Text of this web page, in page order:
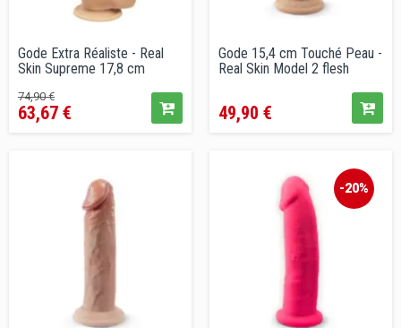
Gode Extra Réaliste - Real
Skin Supreme 17,8 cm
Prix
de
74,90 €Prix
63,67 €
Gode 15,4 cm Touché Peau -
Real Skin Model 2 flesh
49,90 €
-20%